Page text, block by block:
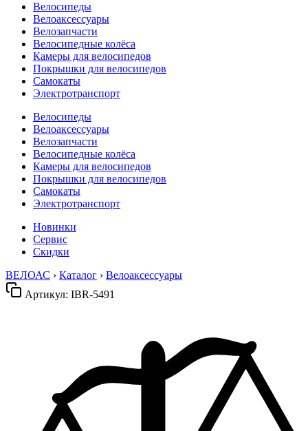
Велосипеды
Велоаксессуары
Велозапчасти
Велосипедные колёса
Камеры для велосипедов
Покрышки для велосипедов
Самокаты
Электротранспорт
Велосипеды
Велоаксессуары
Велозапчасти
Велосипедные колёса
Камеры для велосипедов
Покрышки для велосипедов
Самокаты
Электротранспорт
Новинки
Сервис
Скидки
ВЕЛОАС › Каталог › Велоаксессуары
Артикул: IBR-5491